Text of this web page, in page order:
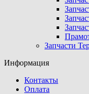
Запчасти
Информация
Контакты
Оплата